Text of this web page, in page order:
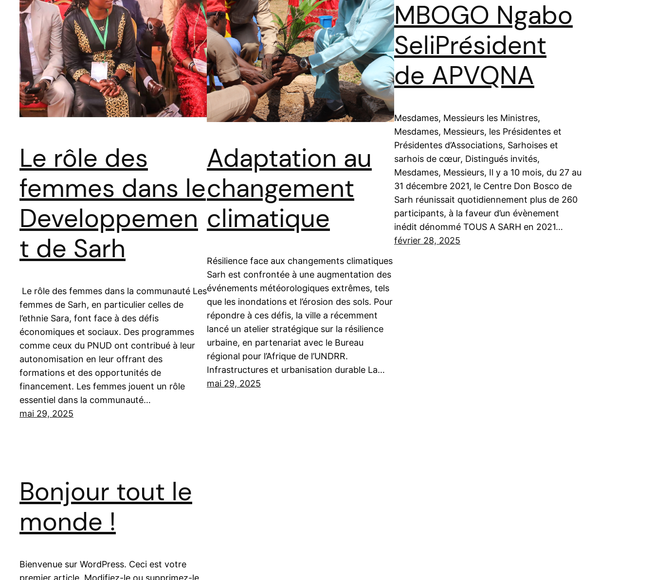
Le rôle des
femmes dans le
Developpemen
t de Sarh
Le rôle des femmes dans la communauté Les
femmes de Sarh, en particulier celles de
l’ethnie Sara, font face à des défis
économiques et sociaux. Des programmes
comme ceux du PNUD ont contribué à leur
autonomisation en leur offrant des
formations et des opportunités de
financement. Les femmes jouent un rôle
essentiel dans la communauté…
mai 29, 2025
Adaptation au
changement
climatique
Résilience face aux changements climatiques
Sarh est confrontée à une augmentation des
événements météorologiques extrêmes, tels
que les inondations et l’érosion des sols. Pour
répondre à ces défis, la ville a récemment
lancé un atelier stratégique sur la résilience
urbaine, en partenariat avec le Bureau
régional pour l’Afrique de l’UNDRR.
Infrastructures et urbanisation durable La…
mai 29, 2025
MBOGO Ngabo
SeliPrésident
de APVQNA
Mesdames, Messieurs les Ministres,
Mesdames, Messieurs, les Présidentes et
Présidentes d’Associations, Sarhoises et
sarhois de cœur, Distingués invités,
Mesdames, Messieurs, Il y a 10 mois, du 27 au
31 décembre 2021, le Centre Don Bosco de
Sarh réunissait quotidiennement plus de 260
participants, à la faveur d’un évènement
inédit dénommé TOUS A SARH en 2021…
février 28, 2025
Bonjour tout le
monde !
Bienvenue sur WordPress. Ceci est votre